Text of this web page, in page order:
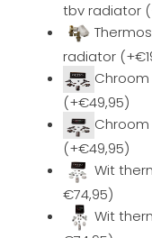
tbv radiator
radiator
(+€49,95)
(+€49,95)
Wit
€74,95)
Wit